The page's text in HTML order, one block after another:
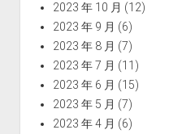
2023 年 10 月 (12)
2023 年 9 月 (6)
2023 年 8 月 (7)
2023 年 7 月 (11)
2023 年 6 月 (15)
2023 年 5 月 (7)
2023 年 4 月 (6)